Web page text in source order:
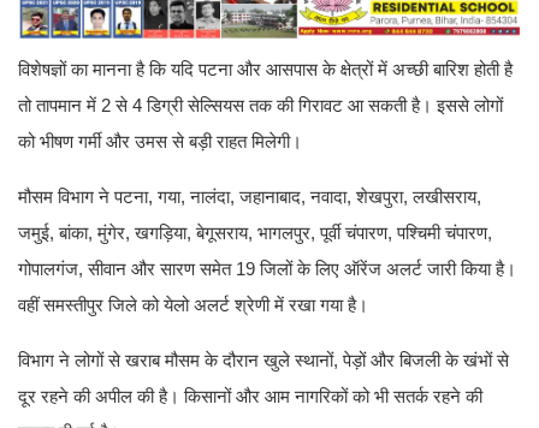
विशेषज्ञों का मानना है कि यदि पटना और आसपास के क्षेत्रों में अच्छी बारिश होती है
तो तापमान में 2 से 4 डिग्री सेल्सियस तक की गिरावट आ सकती है। इससे लोगों
को भीषण गर्मी और उमस से बड़ी राहत मिलेगी।
मौसम विभाग ने पटना, गया, नालंदा, जहानाबाद, नवादा, शेखपुरा, लखीसराय,
जमुई, बांका, मुंगेर, खगड़िया, बेगूसराय, भागलपुर, पूर्वी चंपारण, पश्चिमी चंपारण,
गोपालगंज, सीवान और सारण समेत 19 जिलों के लिए ऑरेंज अलर्ट जारी किया है।
वहीं समस्तीपुर जिले को येलो अलर्ट श्रेणी में रखा गया है।
विभाग ने लोगों से खराब मौसम के दौरान खुले स्थानों, पेड़ों और बिजली के खंभों से
दूर रहने की अपील की है। किसानों और आम नागरिकों को भी सतर्क रहने की